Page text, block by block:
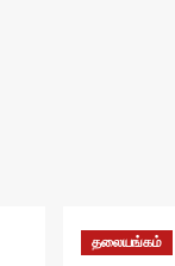
தலையங்கம்